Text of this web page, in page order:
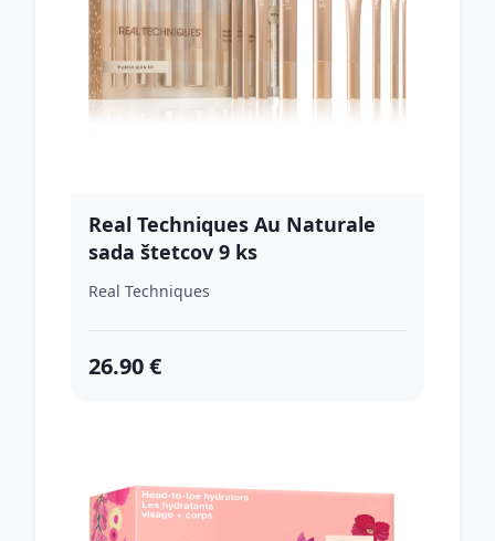
Real Techniques Au Naturale
sada štetcov 9 ks
Real Techniques
26.90 €